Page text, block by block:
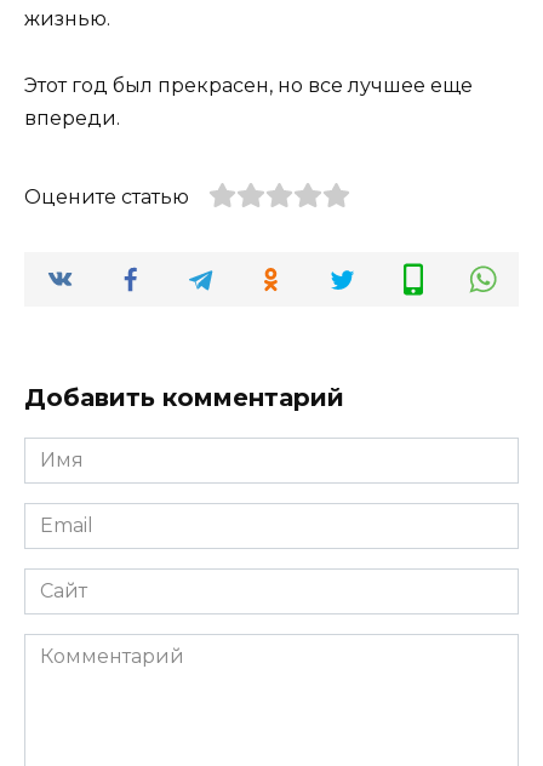
жизнью.
Этот год был прекрасен, но все лучшее еще
впереди.
Оцените статью
Добавить комментарий
Имя
*
Email
*
Сайт
Комментарий